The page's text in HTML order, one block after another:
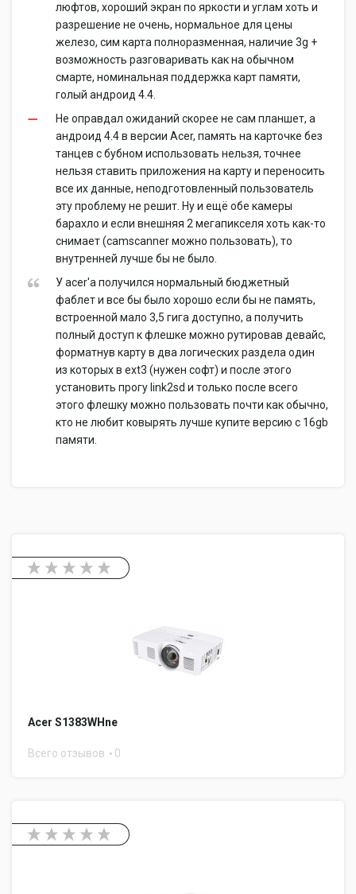
люфтов, хороший экран по яркости и углам хоть и
разрешение не очень, нормальное для цены
железо, сим карта полноразменная, наличие 3g +
возможность разговаривать как на обычном
смарте, номинальная поддержка карт памяти,
голый андроид 4.4.
Не оправдал ожиданий скорее не сам планшет, а
андроид 4.4 в версии Acer, память на карточке без
танцев с бубном использовать нельзя, точнее
нельзя ставить приложения на карту и переносить
все их данные, неподготовленный пользователь
эту проблему не решит. Ну и ещё обе камеры
барахло и если внешняя 2 мегапикселя хоть как-то
снимает (camscanner можно пользовать), то
внутренней лучше бы не было.
У acer'a получился нормальный бюджетный
фаблет и все бы было хорошо если бы не память,
встроенной мало 3,5 гига доступно, а получить
полный доступ к флешке можно рутировав девайс,
форматнув карту в два логических раздела один
из которых в ext3 (нужен софт) и после этого
установить прогу link2sd и только после всего
этого флешку можно пользовать почти как обычно,
кто не любит ковырять лучше купите версию с 16gb
памяти.
Acer S1383WHne
Всего отзывов 0